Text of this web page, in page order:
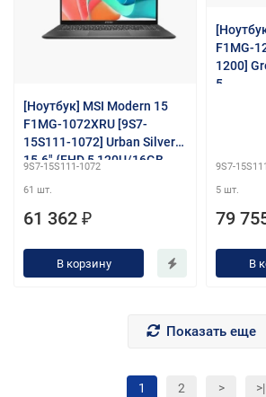
[Ноутбук] MSI Modern 15
F1MG-1072XRU [9S7-
15S111-1072] Urban Silver
15.6" {FHD 5 120U/16GB
SSD/backligh/DOS}
9S7-15S111-1072
61 шт.
61 362 ₽
В корзину
F1MG-
1200]
5
9S7-
5 шт.
79
В
Показать еще
1 2 > >|